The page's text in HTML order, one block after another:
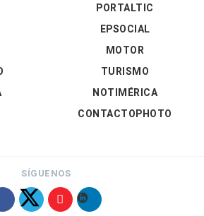
PORTALTIC
EPSOCIAL
MOTOR
TURISMO
NOTIMÉRICA
CONTACTOPHOTO
SÍGUENOS